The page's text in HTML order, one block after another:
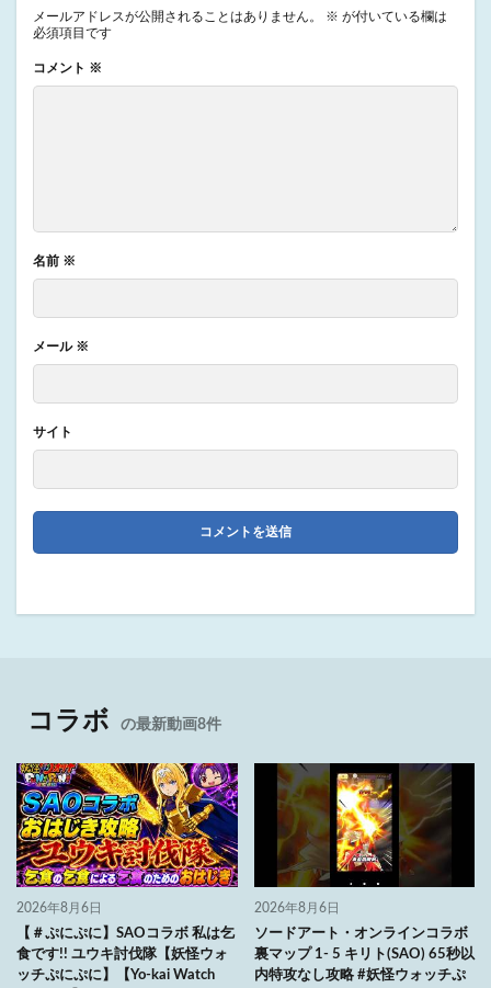
メールアドレスが公開されることはありません。 ※ が付いている欄は
必須項目です
コメント ※
名前 ※
メール ※
サイト
コラボ の最新動画8件
2026年8月6日
【＃ぷにぷに】SAOコラボ 私は乞
食です!! ユウキ討伐隊【妖怪ウォ
ッチぷにぷに】【Yo-kai Watch
2026年8月6日
ソードアート・オンラインコラボ
裏マップ 1- 5 キリト(SAO) 65秒以
内特攻なし攻略 #妖怪ウォッチぷ